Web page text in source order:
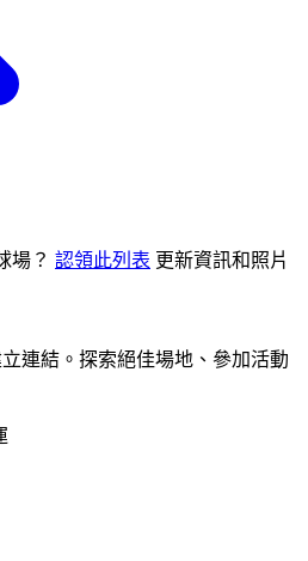
場？ 認領此列表 更新資訊和照片
連結。探索絕佳場地、參加活動